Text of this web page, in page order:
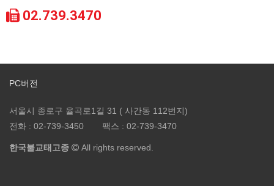
02.739.3470
PC버전
서울시 종로구 율곡로1길 31 ( 사간동 112번지)
전화 : 02-739-3450 팩스 : 02-739-3470
한국불교태고종 All rights reserved.